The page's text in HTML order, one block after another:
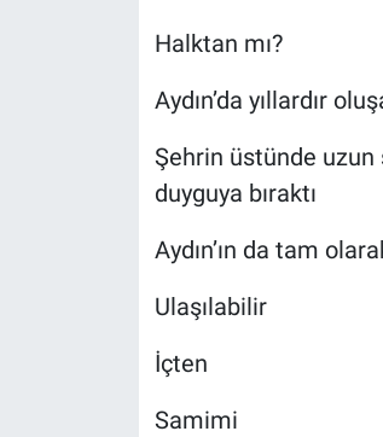
Halktan mı?
Aydın’da yıllardır
Şehrin üstünde uzun
duyguya bıraktı
Aydın’ın da tam
Ulaşılabilir
İçten
Samimi